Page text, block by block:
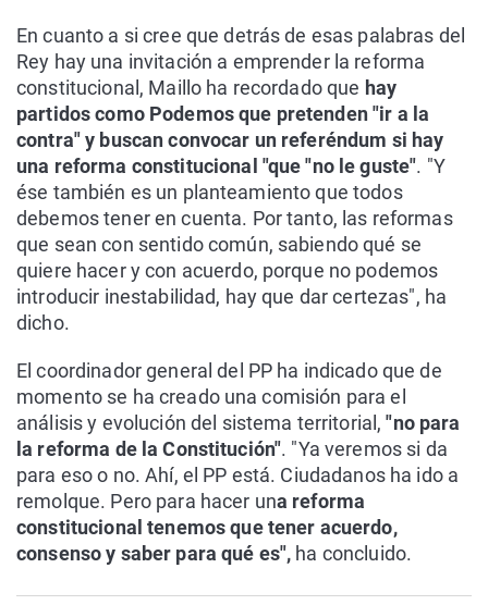
En cuanto a si cree que detrás de esas palabras del
Rey hay una invitación a emprender la reforma
constitucional, Maillo ha recordado que hay
partidos como Podemos que pretenden "ir a la
contra" y buscan convocar un referéndum si hay
una reforma constitucional "que "no le guste". "Y
ése también es un planteamiento que todos
debemos tener en cuenta. Por tanto, las reformas
que sean con sentido común, sabiendo qué se
quiere hacer y con acuerdo, porque no podemos
introducir inestabilidad, hay que dar certezas", ha
dicho.
El coordinador general del PP ha indicado que de
momento se ha creado una comisión para el
análisis y evolución del sistema territorial, "no para
la reforma de la Constitución". "Ya veremos si da
para eso o no. Ahí, el PP está. Ciudadanos ha ido a
remolque. Pero para hacer una reforma
constitucional tenemos que tener acuerdo,
consenso y saber para qué es", ha concluido.